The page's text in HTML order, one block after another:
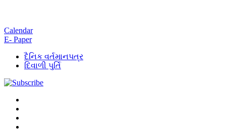
Calendar
E- Paper
દૈનિક વર્તમાનપત્ર
દિવાળી પુર્તિ